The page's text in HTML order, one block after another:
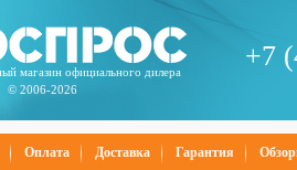
магазин официального дилера
© 2006-2026
+7
Оплата Доставка Гарантия